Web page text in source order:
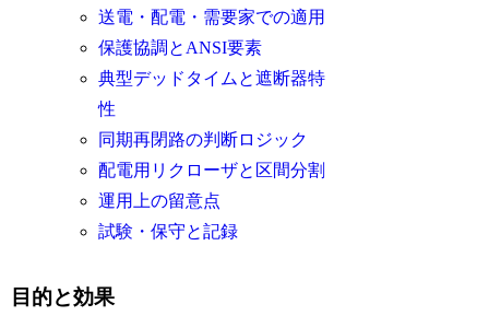
送電・配電・需要家での適用
保護協調とANSI要素
典型デッドタイムと遮断器特
性
同期再閉路の判断ロジック
配電用リクローザと区間分割
運用上の留意点
試験・保守と記録
目的と効果